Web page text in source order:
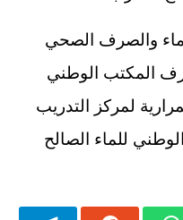
والصرف الصحي
2008 من طرف المكتب الوطني
لمركز التدريب
للماء الصالح